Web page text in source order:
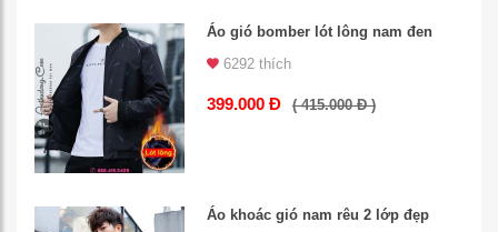
Áo gió bomber lót lông nam đen
6292 thích
399.000 Đ ( 415.000 Đ )
Áo khoác gió nam rêu 2 lớp đẹp